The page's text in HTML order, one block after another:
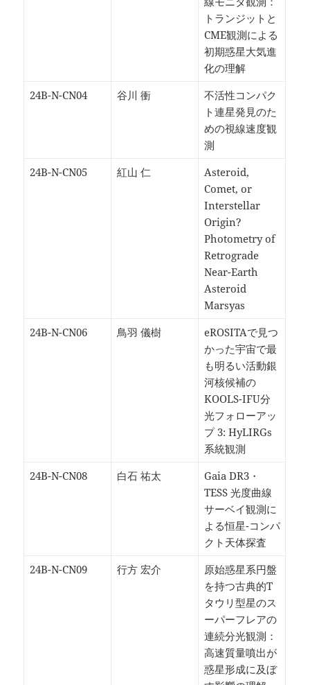
トランジットと
CME観測による
初期惑星大気進
化の理解
24B-N-CN04
谷川 衝
不活性コンパク
ト連星発見のた
めの視線速度観
測
24B-N-CN05
紅山 仁
Asteroid,
Comet, or
Interstellar
Origin?
Photometry of
Retrograde
Near-Earth
Asteroid
Marsyas
24B-N-CN06
鳥羽 儀樹
eROSITAで見つ
かった宇宙で最
も明るい活動銀
河核候補の
KOOLS-IFU分
光フォローアッ
プ 3: HyLIRGs
系統観測
24B-N-CN08
白石 祐太
Gaia DR3・
TESS 光度曲線
サーベイ観測に
よる恒星-コンパ
クト天体探査
24B-N-CN09
行方 宏介
原始惑星系円盤
を持つ古典的T
タウリ型星のス
ーパーフレアの
連続分光観測：
高速質量噴出が
惑星形成に及ぼ